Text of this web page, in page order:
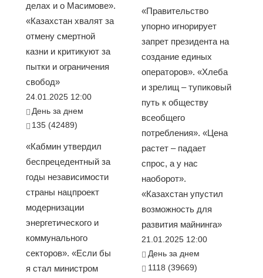
делах и о Масимове».
«Казахстан хвалят за
отмену смертной
казни и критикуют за
пытки и ограничения
свобод»
24.01.2025 12:00
День за днем
135 (42489)
«Кабмин утвердил
беспрецедентный за
годы независимости
страны нацпроект
модернизации
энергетического и
коммунального
секторов». «Если бы
я стал министром
«Правительство
упорно игнорирует
запрет президента на
создание единых
операторов». «Хлеба
и зрелищ – тупиковый
путь к обществу
всеобщего
потребления». «Цена
растет – падает
спрос, а у нас
наоборот».
«Казахстан упустил
возможность для
развития майнинга»
21.01.2025 12:00
День за днем
1118 (39669)